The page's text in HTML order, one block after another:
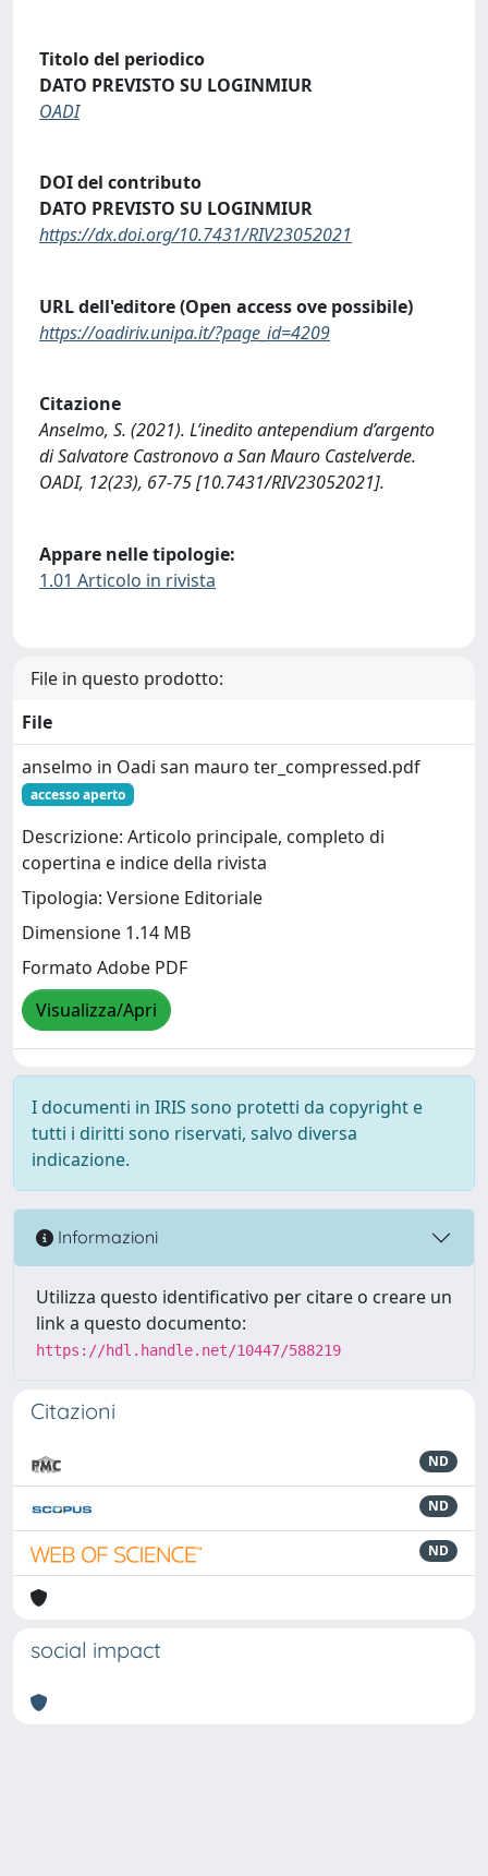
Titolo del periodico
DATO PREVISTO SU LOGINMIUR
OADI
DOI del contributo
DATO PREVISTO SU LOGINMIUR
https://dx.doi.org/10.7431/RIV23052021
URL dell'editore (Open access ove possibile)
https://oadiriv.unipa.it/?page_id=4209
Citazione
Anselmo, S. (2021). L’inedito antependium d’argento
di Salvatore Castronovo a San Mauro Castelverde.
OADI, 12(23), 67-75 [10.7431/RIV23052021].
Appare nelle tipologie:
1.01 Articolo in rivista
File in questo prodotto:
File
anselmo in Oadi san mauro ter_compressed.pdf
accesso aperto
Descrizione: Articolo principale, completo di
copertina e indice della rivista
Tipologia: Versione Editoriale
Dimensione 1.14 MB
Formato Adobe PDF
Visualizza/Apri
I documenti in IRIS sono protetti da copyright e
tutti i diritti sono riservati, salvo diversa
indicazione.
Informazioni
Utilizza questo identificativo per citare o creare un
link a questo documento:
https://hdl.handle.net/10447/588219
Citazioni
ND
ND
ND
social impact